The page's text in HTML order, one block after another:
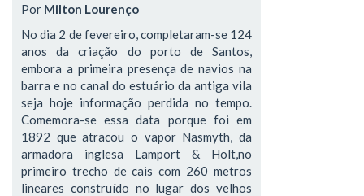
Por Milton Lourenço
No dia 2 de fevereiro, completaram-se 124
anos da criação do porto de Santos,
embora a primeira presença de navios na
barra e no canal do estuário da antiga vila
seja hoje informação perdida no tempo.
Comemora-se essa data porque foi em
1892 que atracou o vapor Nasmyth, da
armadora inglesa Lamport & Holt,no
primeiro trecho de cais com 260 metros
lineares construído no lugar dos velhos